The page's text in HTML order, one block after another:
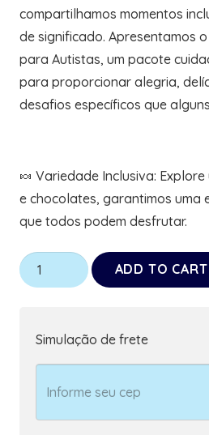
compartilhamos momentos
de significado. Apresentamos
para Autistas, um pacote
para proporcionar alegria,
desafios específicos que
🍬 Variedade Inclusiva:
e chocolates, garantimos uma
que todos podem desfrutar.
Páscoa
para
peças
ADD TO CART
Simulação de frete